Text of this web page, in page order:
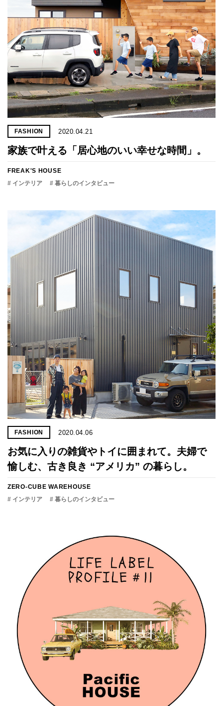
FASHION 2020.04.21
家族で叶える「居心地のいい幸せな時間」。
FREAK'S HOUSE
# インテリア
# 暮らしのインタビュー
FASHION 2020.04.06
お気に入りの雑貨やトイに囲まれて。夫婦で
愉しむ、古き良き “アメリカ” の暮らし。
ZERO-CUBE WAREHOUSE
# インテリア
# 暮らしのインタビュー